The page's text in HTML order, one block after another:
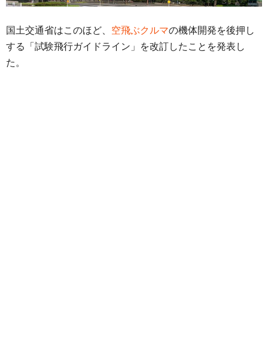
国土交通省はこのほど、 空飛ぶクルマの機体開発を後押し
する「試験飛行ガイドライン」を改訂したことを発表し
た。